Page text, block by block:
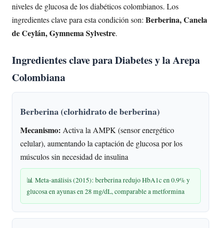
niveles de glucosa de los diabéticos colombianos. Los
ingredientes clave para esta condición son: Berberina, Canela
de Ceylán, Gymnema Sylvestre.
Ingredientes clave para Diabetes y la Arepa
Colombiana
Berberina (clorhidrato de berberina)
Mecanismo: Activa la AMPK (sensor energético
celular), aumentando la captación de glucosa por los
músculos sin necesidad de insulina
📊 Meta-análisis (2015): berberina redujo HbA1c en 0.9% y
glucosa en ayunas en 28 mg/dL, comparable a metformina